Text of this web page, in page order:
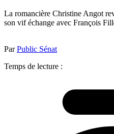
La romancière Christine Angot
son vif échange avec François
ParPublic Sénat
Temps de lecture :